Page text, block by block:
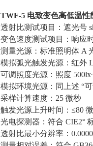
TWF-5 电致变色高低温性
透射比测试项目：遮光号
变色速度测试项目：响应
测量光源：标准照明体 A
模拟弧光触发光源：红外
可调照度光源：照度
模拟环境光源：同上述 “
采样计算速度：25 微秒
触发光源上升时间：≤80
光电探测器：符合 CIE2°
透射比最小分辨率：